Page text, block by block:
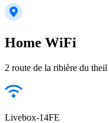
Home WiFi
2 route de la ribière du theil
Livebox-14FE